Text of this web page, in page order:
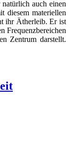
auch einen
diesem materiellen
ihr Ätherleib. Er ist
Frequenzbereichen
Zentrum darstellt.